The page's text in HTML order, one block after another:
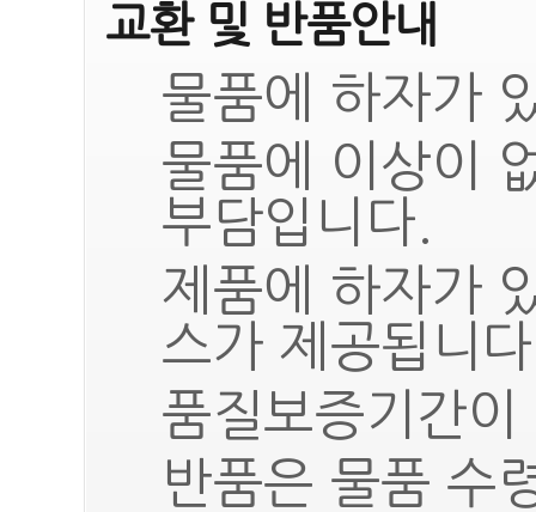
교환 및 반품안내
물품에 하자가
물품에 이상이
부담입니다.
제품에 하자가
스가 제공됩니
품질보증기간
반품은 물품 수